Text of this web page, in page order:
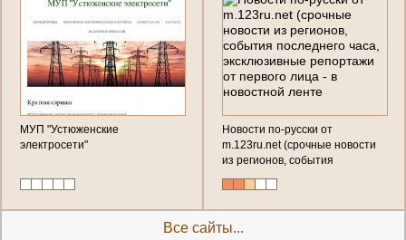
МУП "Устюженские
электросети"
Новости по-русски от
m.123ru.net (срочные новости
из регионов, события
последнего часа, эксклюзивные
репортажи от первого лица - в
новостной ленте
Все сайты...